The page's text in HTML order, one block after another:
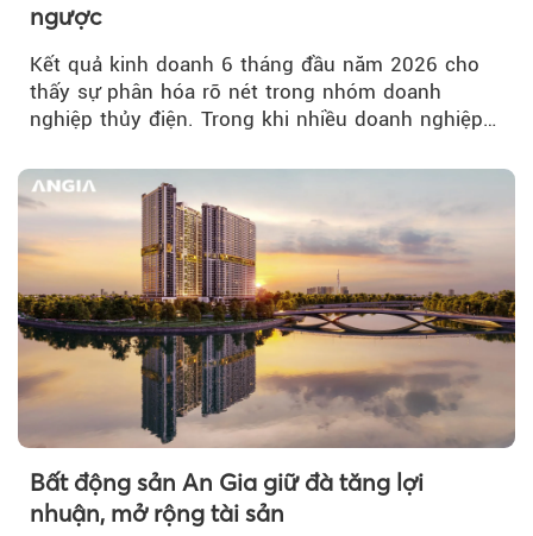
ngược
Kết quả kinh doanh 6 tháng đầu năm 2026 cho
thấy sự phân hóa rõ nét trong nhóm doanh
nghiệp thủy điện. Trong khi nhiều doanh nghiệp
Bất động sản An Gia giữ đà tăng lợi
nhuận, mở rộng tài sản